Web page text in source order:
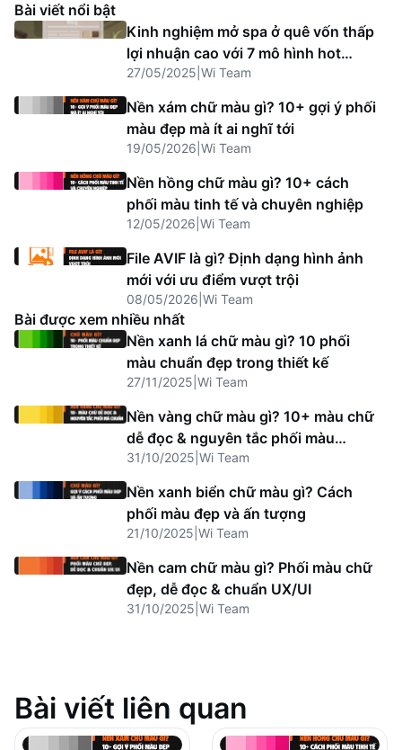
Bài viết nổi bật
Kinh nghiệm mở spa ở quê vốn thấp
lợi nhuận cao với 7 mô hình hot
2025
27/05/2025 Wi Team
Nền xám chữ màu gì? 10+ gợi ý phối
màu đẹp mà ít ai nghĩ tới
19/05/2026 Wi Team
Nền hồng chữ màu gì? 10+ cách
phối màu tinh tế và chuyên nghiệp
12/05/2026 Wi Team
File AVIF là gì? Định dạng hình ảnh
mới với ưu điểm vượt trội
08/05/2026 Wi Team
Bài được xem nhiều nhất
Nền xanh lá chữ màu gì? 10 phối
màu chuẩn đẹp trong thiết kế
27/11/2025 Wi Team
Nền vàng chữ màu gì? 10+ màu chữ
dễ đọc & nguyên tắc phối màu
chuẩn
31/10/2025 Wi Team
Nền xanh biển chữ màu gì? Cách
phối màu đẹp và ấn tượng
21/10/2025 Wi Team
Nền cam chữ màu gì? Phối màu chữ
đẹp, dễ đọc & chuẩn UX/UI
31/10/2025 Wi Team
Bài viết liên quan